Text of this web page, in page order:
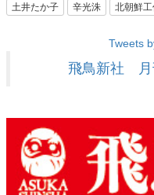
土井たか子 辛光洙 北朝鮮工
Tweets
飛鳥新社 月